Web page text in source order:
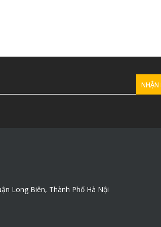
Long Biên, Thành Phố Hà Nội